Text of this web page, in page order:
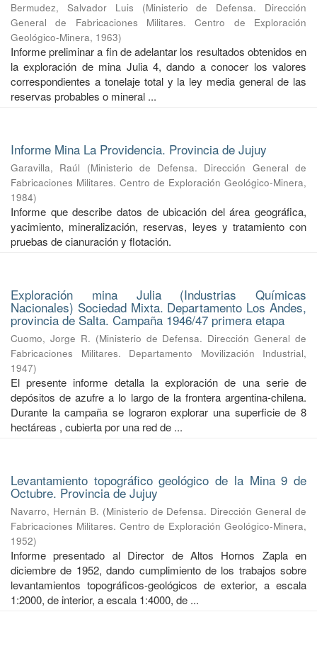
Bermudez, Salvador Luis (Ministerio de Defensa. Dirección
General de Fabricaciones Militares. Centro de Exploración
Geológico-Minera, 1963)
Informe preliminar a fin de adelantar los resultados obtenidos en
la exploración de mina Julia 4, dando a conocer los valores
correspondientes a tonelaje total y la ley media general de las
reservas probables o mineral ...
Informe Mina La Providencia. Provincia de Jujuy
Garavilla, Raúl (Ministerio de Defensa. Dirección General de
Fabricaciones Militares. Centro de Exploración Geológico-Minera,
1984)
Informe que describe datos de ubicación del área geográfica,
yacimiento, mineralización, reservas, leyes y tratamiento con
pruebas de cianuración y flotación.
Exploración mina Julia (Industrias Químicas
Nacionales) Sociedad Mixta. Departamento Los Andes,
provincia de Salta. Campaña 1946/47 primera etapa
Cuomo, Jorge R. (Ministerio de Defensa. Dirección General de
Fabricaciones Militares. Departamento Movilización Industrial,
1947)
El presente informe detalla la exploración de una serie de
depósitos de azufre a lo largo de la frontera argentina-chilena.
Durante la campaña se lograron explorar una superficie de 8
hectáreas , cubierta por una red de ...
Levantamiento topográfico geológico de la Mina 9 de
Octubre. Provincia de Jujuy
Navarro, Hernán B. (Ministerio de Defensa. Dirección General de
Fabricaciones Militares. Centro de Exploración Geológico-Minera,
1952)
Informe presentado al Director de Altos Hornos Zapla en
diciembre de 1952, dando cumplimiento de los trabajos sobre
levantamientos topográficos-geológicos de exterior, a escala
1:2000, de interior, a escala 1:4000, de ...